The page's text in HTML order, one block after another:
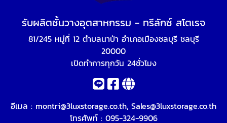
รับผลิตชั้นวางอุตสาหกรรม - ทรีลักซ์ สโตเรจ
81/245 หมู่ที่ 12 ตำบลนาป่า อำเภอเมืองชลบุรี ชลบุรี
20000
เปิดทำการทุกวัน 24ชั่วโมง
อีเมล : montri@3luxstorage.co.th, Sales@3luxstorage.co.th
โทรศัพท์ : 095-324-9906